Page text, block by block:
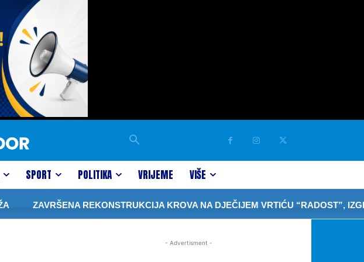
SPORT POLITIKA VRIJEME VIŠE
ZAVRŠENA REKONSTRUKCIJA KROVA NA DJEČIJEM VRTIĆU “RADOST”,
- Advertisment -